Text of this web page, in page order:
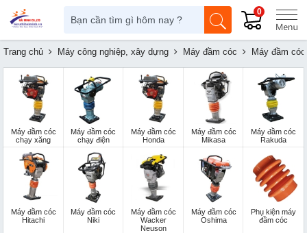
0
Trang chủ Máy công nghiệp, xây dựng Máy đầm cóc Máy đầm
Máy đầm cóc
chạy xăng
Máy đầm cóc
chạy điện
Máy đầm cóc
Honda
Máy đầm cóc
Mikasa
Máy đầm cóc
Rakuda
Máy đầm cóc
Hitachi
Máy đầm cóc
Niki
Máy đầm cóc
Wacker
Neuson
Máy đầm cóc
Oshima
Phụ kiện máy
đầm cóc